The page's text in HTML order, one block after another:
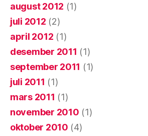
august 2012 (1)
juli 2012 (2)
april 2012 (1)
desember 2011 (1)
september 2011 (1)
juli 2011 (1)
mars 2011 (1)
november 2010 (1)
oktober 2010 (4)